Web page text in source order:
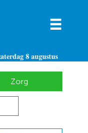
8 augustus
Zorg